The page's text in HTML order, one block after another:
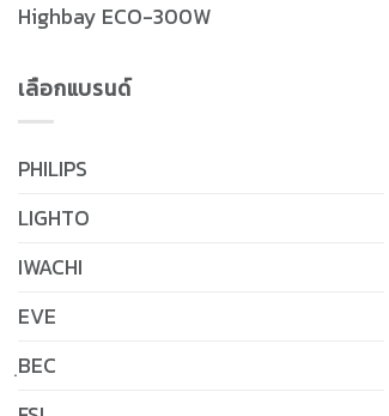
Highbay ECO-300W
เลือกแบรนด์
PHILIPS
LIGHTO
IWACHI
EVE
ฺBEC